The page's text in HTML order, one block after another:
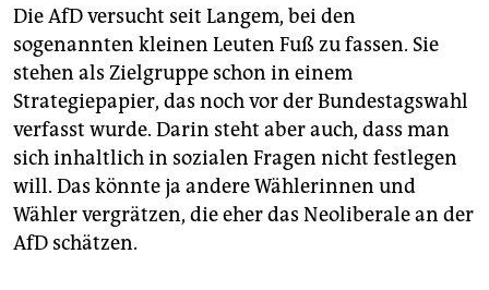
Die AfD versucht seit Langem, bei den
sogenannten kleinen Leuten Fuß zu fassen. Sie
stehen als Zielgruppe schon in einem
Strategiepapier, das noch vor der Bundestagswahl
verfasst wurde. Darin steht aber auch, dass man
sich inhaltlich in sozialen Fragen nicht festlegen
will. Das könnte ja andere Wählerinnen und
Wähler vergrätzen, die eher das Neoliberale an der
AfD schätzen.